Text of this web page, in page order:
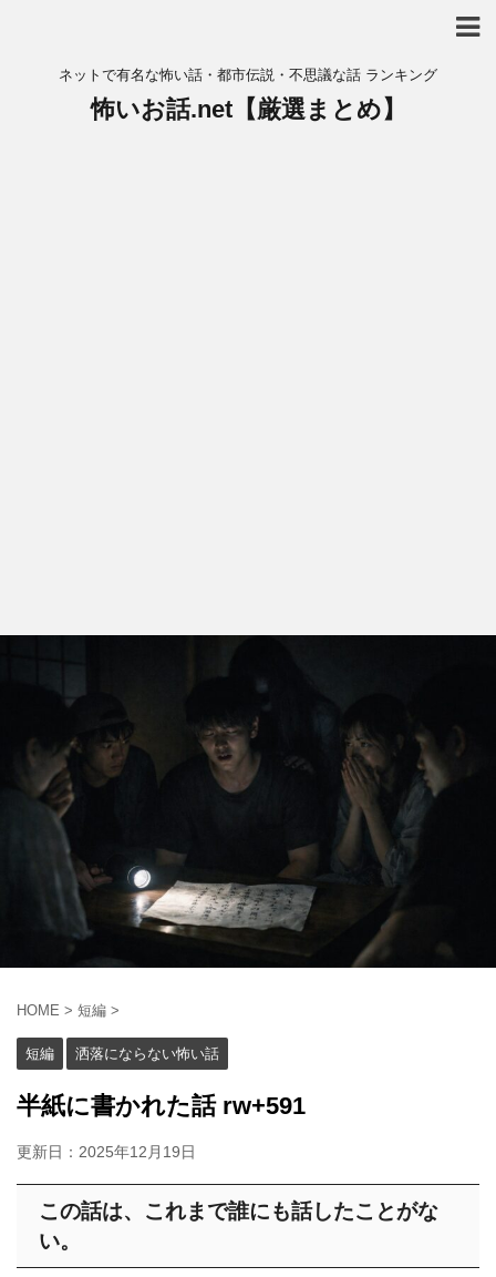
ネットで有名な怖い話・都市伝説・不思議な話 ランキング
怖いお話.net【厳選まとめ】
HOME > 短編 >
短編 洒落にならない怖い話
半紙に書かれた話 rw+591
更新日： 2025年12月19日
この話は、これまで誰にも話したことがな
い。